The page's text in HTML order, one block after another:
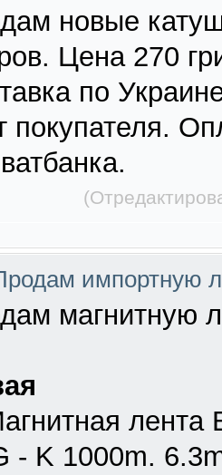
новые
Цена 270
по
покупателя.
импортную
магнитную
- K 1000m.